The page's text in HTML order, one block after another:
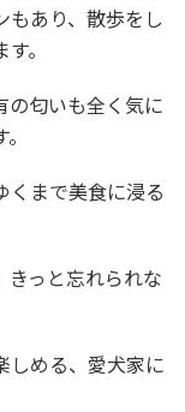
もあり、散歩をし
。
の匂いも全く気に
くまで美食に浸る
きっと忘れられな
しめる、愛犬家に